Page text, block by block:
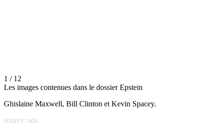
1 / 12
Les images contenues dans le dossier Epstein
Ghislaine Maxwell, Bill Clinton et Kevin Spacey.
source: sda